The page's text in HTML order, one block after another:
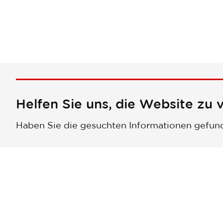
Helfen Sie uns, die Website zu
Haben Sie die gesuchten Informationen